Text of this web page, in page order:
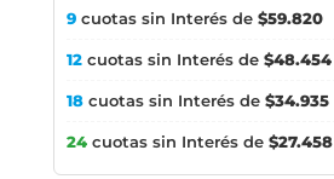
9 cuotas sin Interés de $59.820
12 cuotas sin Interés de $48.454
18 cuotas sin Interés de $34.935
24 cuotas sin Interés de $27.458